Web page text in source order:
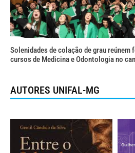
Solenidades de colação de grau
cursos de Medicina e Odontologia no
AUTORES UNIFAL-MG